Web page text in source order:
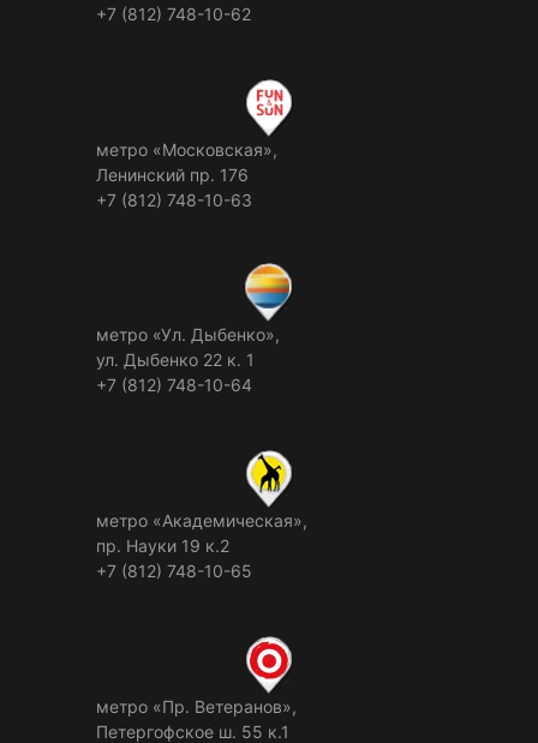
+7 (812) 748-10-62
метро «Московская»,
Ленинский пр. 176
+7 (812) 748-10-63
метро «Ул. Дыбенко»,
ул. Дыбенко 22 к. 1
+7 (812) 748-10-64
метро «Академическая»,
пр. Науки 19 к.2
+7 (812) 748-10-65
метро «Пр. Ветеранов»,
Петергофское ш. 55 к.1